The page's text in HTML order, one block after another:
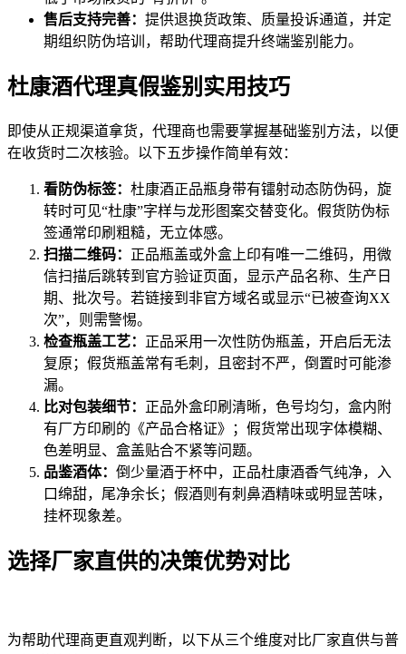
售后支持完善： 提供退换货政策、质量投诉通道，并定
期组织防伪培训，帮助代理商提升终端鉴别能力。
杜康酒代理真假鉴别实用技巧
即使从正规渠道拿货，代理商也需要掌握基础鉴别方法，以便
在收货时二次核验。以下五步操作简单有效：
看防伪标签： 杜康酒正品瓶身带有镭射动态防伪码，旋
转时可见“杜康”字样与龙形图案交替变化。假货防伪标
签通常印刷粗糙，无立体感。
扫描二维码： 正品瓶盖或外盒上印有唯一二维码，用微
信扫描后跳转到官方验证页面，显示产品名称、生产日
期、批次号。若链接到非官方域名或显示“已被查询XX
次”，则需警惕。
检查瓶盖工艺： 正品采用一次性防伪瓶盖，开启后无法
复原；假货瓶盖常有毛刺，且密封不严，倒置时可能渗
漏。
比对包装细节： 正品外盒印刷清晰，色号均匀，盒内附
有厂方印刷的《产品合格证》；假货常出现字体模糊、
色差明显、盒盖贴合不紧等问题。
品鉴酒体： 倒少量酒于杯中，正品杜康酒香气纯净，入
口绵甜，尾净余长；假酒则有刺鼻酒精味或明显苦味，
挂杯现象差。
选择厂家直供的决策优势对比
为帮助代理商更直观判断，以下从三个维度对比厂家直供与普